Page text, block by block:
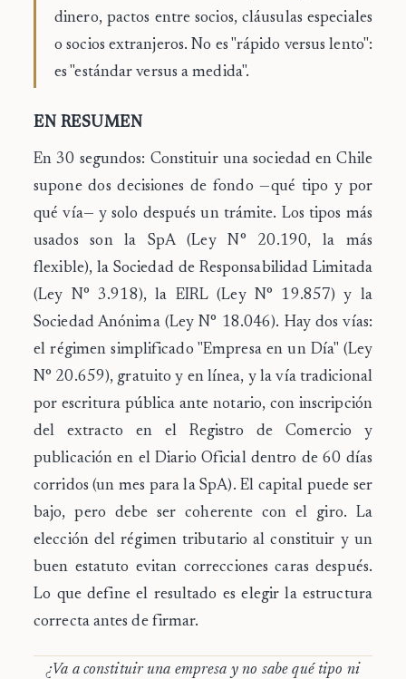
dinero, pactos entre socios, cláusulas especiales
o socios extranjeros. No es "rápido versus lento":
es "estándar versus a medida".
EN RESUMEN
En 30 segundos: Constituir una sociedad en Chile
supone dos decisiones de fondo —qué tipo y por
qué vía— y solo después un trámite. Los tipos más
usados son la SpA (Ley N° 20.190, la más
flexible), la Sociedad de Responsabilidad Limitada
(Ley N° 3.918), la EIRL (Ley N° 19.857) y la
Sociedad Anónima (Ley N° 18.046). Hay dos vías:
el régimen simplificado "Empresa en un Día" (Ley
N° 20.659), gratuito y en línea, y la vía tradicional
por escritura pública ante notario, con inscripción
del extracto en el Registro de Comercio y
publicación en el Diario Oficial dentro de 60 días
corridos (un mes para la SpA). El capital puede ser
bajo, pero debe ser coherente con el giro. La
elección del régimen tributario al constituir y un
buen estatuto evitan correcciones caras después.
Lo que define el resultado es elegir la estructura
correcta antes de firmar.
¿Va a constituir una empresa y no sabe qué tipo ni